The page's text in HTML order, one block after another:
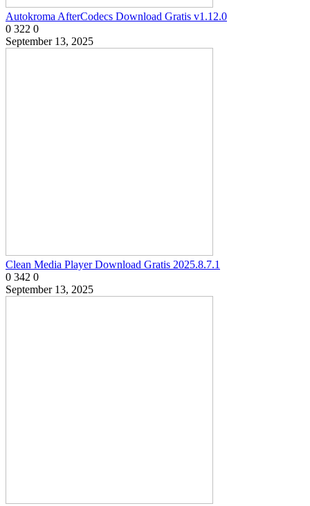
Autokroma AfterCodecs Download Gratis v1.12.0
0 322 0
September 13, 2025
Clean Media Player Download Gratis 2025.8.7.1
0 342 0
September 13, 2025